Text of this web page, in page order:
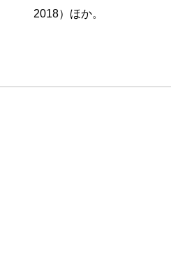
2018）ほか。